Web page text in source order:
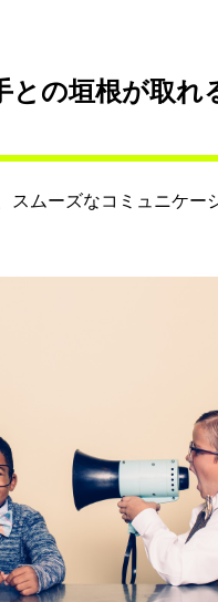
との垣根が取れ
スムーズなコミュニケー